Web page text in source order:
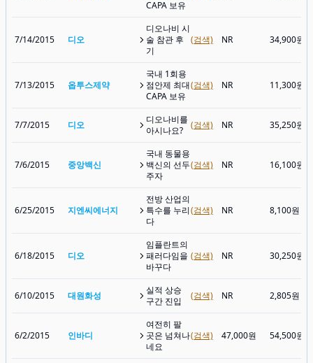
CAPA 보유
7/14/2015 디오
디오나비 시
술 참관 후
기
(검색) NR 34,900원
7/13/2015 옵투스제약
국내 1회용
점안제 최대
CAPA 보유
(검색) NR 11,300원
7/7/2015 디오
디오나비를
아시나요?
(검색) NR 35,250원
7/6/2015 중앙백신
국내 동물용
백신의 선두
주자
(검색) NR 16,100원
6/25/2015 지엔씨에너지
전방 산업의
특수를 누리
다
(검색) NR 8,100원
6/18/2015 디오
임플란트의
패러다임을
바꾸다
(검색) NR 30,250원
6/10/2015 대원화성
실적 상승
구간 진입
(검색) NR 2,805원
6/2/2015 인바디
여전히 팔
곳은 넘쳐나
네요
(검색) 47,000원 54,500원